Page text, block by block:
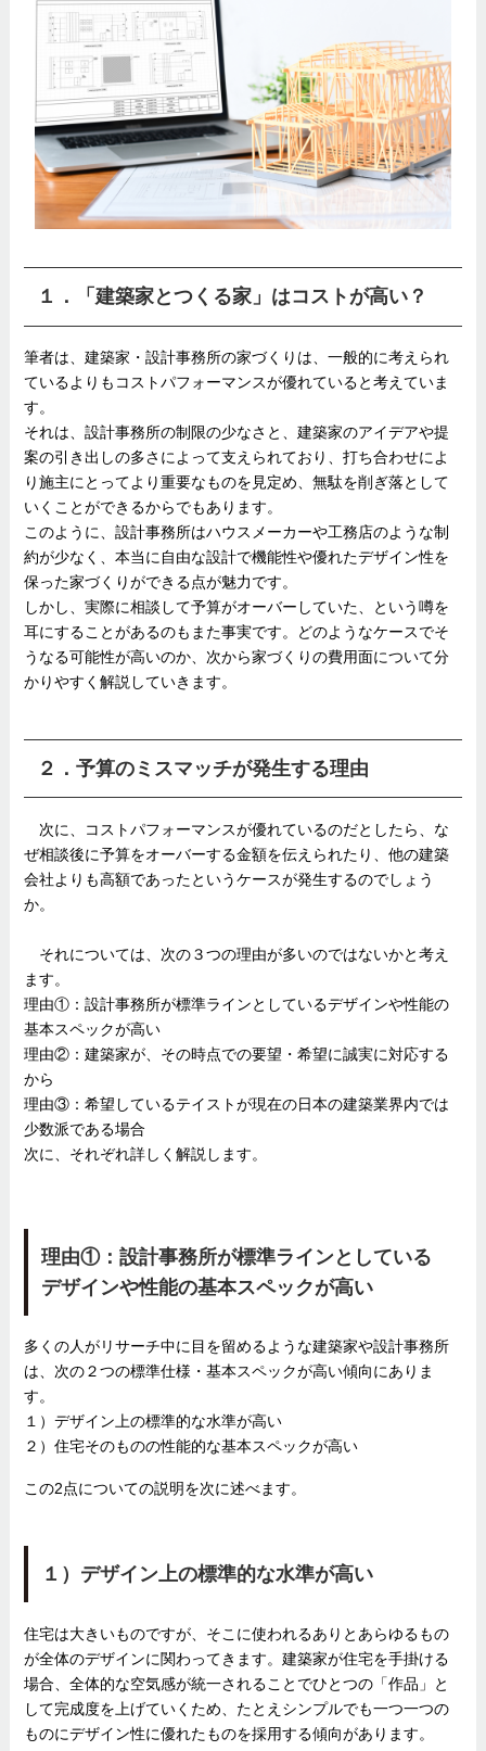
１．「建築家とつくる家」はコストが高い？
筆者は、建築家・設計事務所の家づくりは、一般的に考えられ
ているよりもコストパフォーマンスが優れていると考えていま
す。
それは、設計事務所の制限の少なさと、建築家のアイデアや提
案の引き出しの多さによって支えられており、打ち合わせによ
り施主にとってより重要なものを見定め、無駄を削ぎ落として
いくことができるからでもあります。
このように、設計事務所はハウスメーカーや工務店のような制
約が少なく、本当に自由な設計で機能性や優れたデザイン性を
保った家づくりができる点が魅力です。
しかし、実際に相談して予算がオーバーしていた、という噂を
耳にすることがあるのもまた事実です。どのようなケースでそ
うなる可能性が高いのか、次から家づくりの費用面について分
かりやすく解説していきます。
２．予算のミスマッチが発生する理由
次に、コストパフォーマンスが優れているのだとしたら、な
ぜ相談後に予算をオーバーする金額を伝えられたり、他の建築
会社よりも高額であったというケースが発生するのでしょう
か。
それについては、次の３つの理由が多いのではないかと考え
ます。
理由①：設計事務所が標準ラインとしているデザインや性能の
基本スペックが高い
理由②：建築家が、その時点での要望・希望に誠実に対応する
から
理由③：希望しているテイストが現在の日本の建築業界内では
少数派である場合
次に、それぞれ詳しく解説します。
理由①：設計事務所が標準ラインとしている
デザインや性能の基本スペックが高い
多くの人がリサーチ中に目を留めるような建築家や設計事務所
は、次の２つの標準仕様・基本スペックが高い傾向にありま
す。
１）デザイン上の標準的な水準が高い
２）住宅そのものの性能的な基本スペックが高い
この2点についての説明を次に述べます。
１）デザイン上の標準的な水準が高い
住宅は大きいものですが、そこに使われるありとあらゆるもの
が全体のデザインに関わってきます。建築家が住宅を手掛ける
場合、全体的な空気感が統一されることでひとつの「作品」と
して完成度を上げていくため、たとえシンプルでも一つ一つの
ものにデザイン性に優れたものを採用する傾向があります。